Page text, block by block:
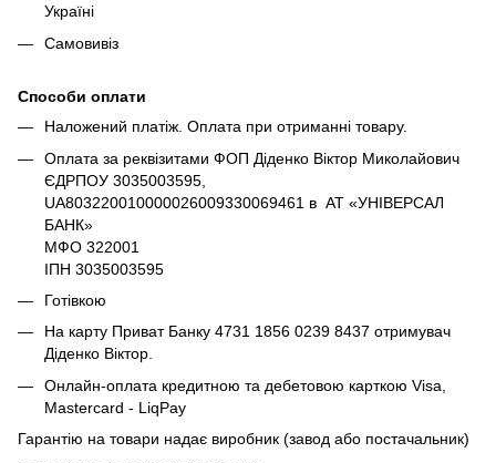
Україні
Самовивіз
Способи оплати
Наложений платіж. Оплата при отриманні товару.
Оплата за реквізитами ФОП Діденко Віктор Миколайович
ЄДРПОУ 3035003595,
UA803220010000026009330069461 в АТ «УНІВЕРСАЛ
БАНК»
МФО 322001
ІПН 3035003595
Готівкою
На карту Приват Банку 4731 1856 0239 8437 отримувач
Діденко Віктор.
Онлайн-оплата кредитною та дебетовою карткою Visa,
Mastercard - LiqPay
Гарантію на товари надає виробник (завод або постачальник)